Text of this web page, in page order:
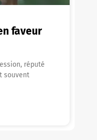
faveur
réputé
souvent